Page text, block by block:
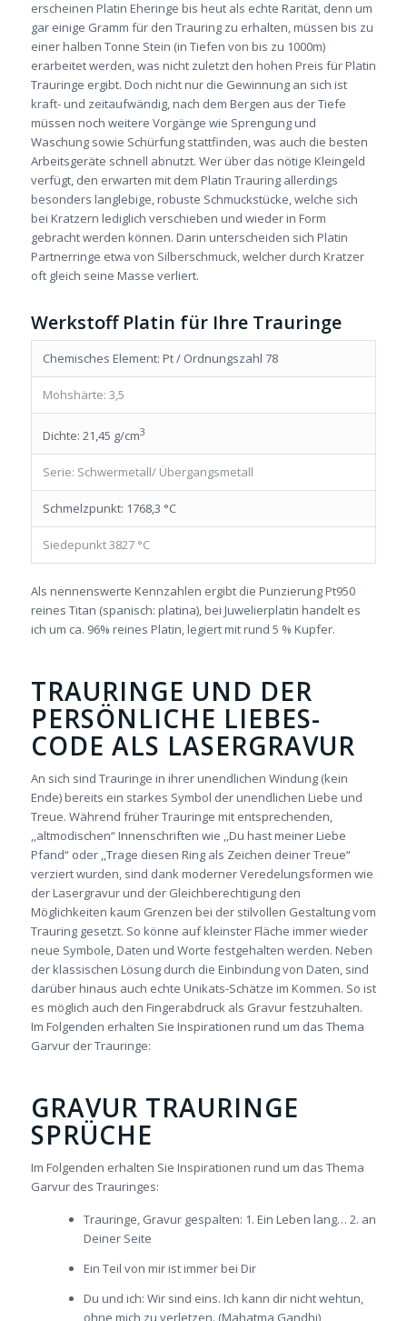
erscheinen Platin Eheringe bis heut als echte Rarität, denn um
gar einige Gramm für den Trauring zu erhalten, müssen bis zu
einer halben Tonne Stein (in Tiefen von bis zu 1000m)
erarbeitet werden, was nicht zuletzt den hohen Preis für Platin
Trauringe ergibt. Doch nicht nur die Gewinnung an sich ist
kraft- und zeitaufwändig, nach dem Bergen aus der Tiefe
müssen noch weitere Vorgänge wie Sprengung und
Waschung sowie Schürfung stattfinden, was auch die besten
Arbeitsgeräte schnell abnutzt. Wer über das nötige Kleingeld
verfügt, den erwarten mit dem Platin Trauring allerdings
besonders langlebige, robuste Schmuckstücke, welche sich
bei Kratzern lediglich verschieben und wieder in Form
gebracht werden können. Darin unterscheiden sich Platin
Partnerringe etwa von Silberschmuck, welcher durch Kratzer
oft gleich seine Masse verliert.
Werkstoff Platin für Ihre Trauringe
Chemisches Element: Pt / Ordnungszahl 78
Mohshärte: 3,5
Dichte: 21,45 g/cm3
Serie: Schwermetall/ Übergangsmetall
Schmelzpunkt: 1768,3 °C
Siedepunkt 3827 °C
Als nennenswerte Kennzahlen ergibt die Punzierung Pt950
reines Titan (spanisch: platina),bei Juwelierplatin handelt es
ich um ca. 96% reines Platin, legiert mit rund 5 % Kupfer.
TRAURINGE UND DER
PERSÖNLICHE LIEBES-
CODE ALS LASERGRAVUR
An sich sind Trauringe in ihrer unendlichen Windung (kein
Ende) bereits ein starkes Symbol der unendlichen Liebe und
Treue. Während früher Trauringe mit entsprechenden,
,,altmodischen“ Innenschriften wie ,,Du hast meiner Liebe
Pfand“ oder ,,Trage diesen Ring als Zeichen deiner Treue“
verziert wurden, sind dank moderner Veredelungsformen wie
der Lasergravur und der Gleichberechtigung den
Möglichkeiten kaum Grenzen bei der stilvollen Gestaltung vom
Trauring gesetzt. So könne auf kleinster Fläche immer wieder
neue Symbole, Daten und Worte festgehalten werden. Neben
der klassischen Lösung durch die Einbindung von Daten, sind
darüber hinaus auch echte Unikats-Schätze im Kommen. So ist
es möglich auch den Fingerabdruck als Gravur festzuhalten.
Im Folgenden erhalten Sie Inspirationen rund um das Thema
Garvur der Trauringe:
GRAVUR TRAURINGE
SPRÜCHE
Im Folgenden erhalten Sie Inspirationen rund um das Thema
Garvur des Trauringes:
Trauringe, Gravur gespalten: 1. Ein Leben lang… 2. an
Deiner Seite
Ein Teil von mir ist immer bei Dir
Du und ich: Wir sind eins. Ich kann dir nicht wehtun,
ohne mich zu verletzen. (Mahatma Gandhi)